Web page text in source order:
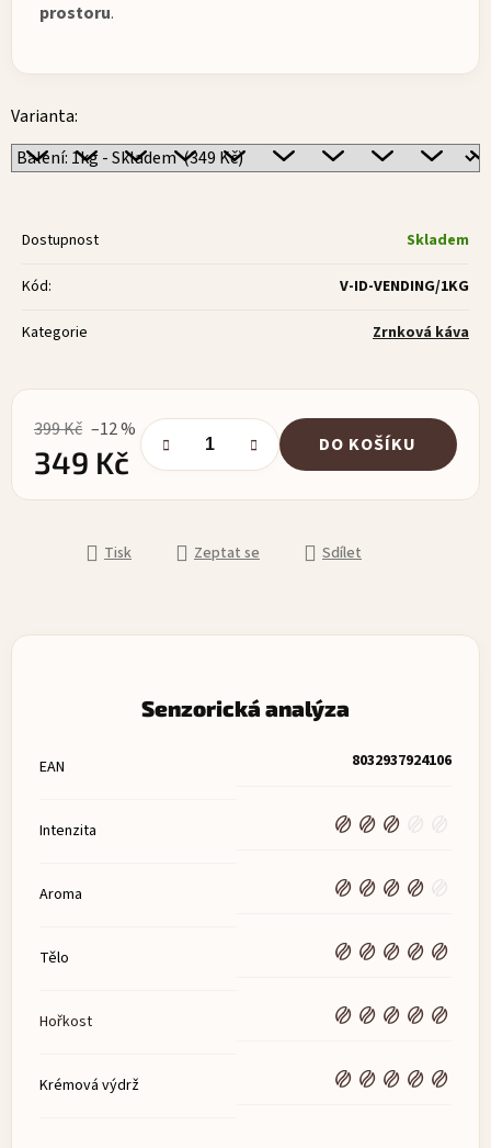
prostoru.
Varianta:
Dostupnost Skladem
Kód: V-ID-VENDING/1KG
Kategorie Zrnková káva
399 Kč –12 %
349 Kč
Měrná cena:
DO KOŠÍKU
Tisk Zeptat se Sdílet
Senzorická analýza
EAN 8032937924106
Intenzita
Aroma
Tělo
Hořkost
Krémová výdrž